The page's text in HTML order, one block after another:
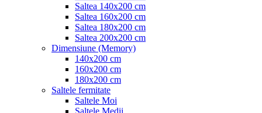
Saltea 140x200 cm
Saltea 160x200 cm
Saltea 180x200 cm
Saltea 200x200 cm
Dimensiune (Memory)
140x200 cm
160x200 cm
180x200 cm
Saltele fermitate
Saltele Moi
Saltele Medii